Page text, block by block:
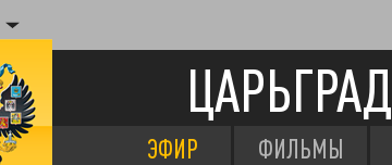
ЦАРЬГРАД
ЭФИР ФИЛЬМЫ